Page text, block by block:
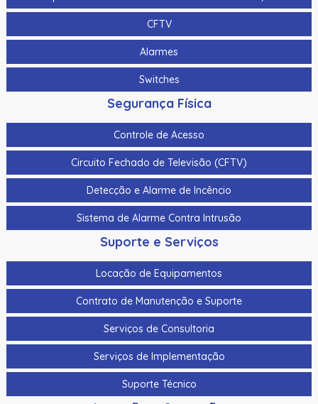
CFTV
Alarmes
Switches
Segurança Física
Controle de Acesso
Circuito Fechado de Televisão (CFTV)
Detecção e Alarme de Incêncio
Sistema de Alarme Contra Intrusão
Suporte e Serviços
Locação de Equipamentos
Contrato de Manutenção e Suporte
Serviços de Consultoria
Serviços de Implementação
Suporte Técnico